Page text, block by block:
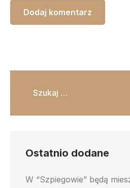
Ostatnio dodane
W “Szpiegowie” będą